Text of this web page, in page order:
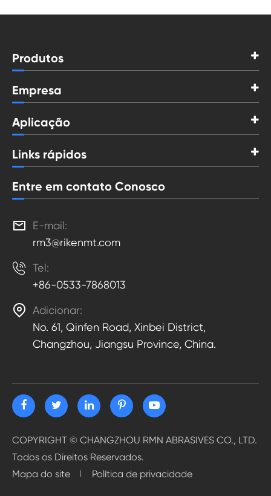
Produtos
Empresa
Aplicação
Links rápidos
Entre em contato Conosco

E-mail:
rm3@rikenmt.com
 Tel:
+86-0533-7868013
 Adicionar:
No. 61, Qinfen Road, Xinbei District,
Changzhou, Jiangsu Province, China.
COPYRIGHT © CHANGZHOU RMN ABRASIVES CO., LTD.
Todos os Direitos Reservados.
Mapa do site
Política de privacidade